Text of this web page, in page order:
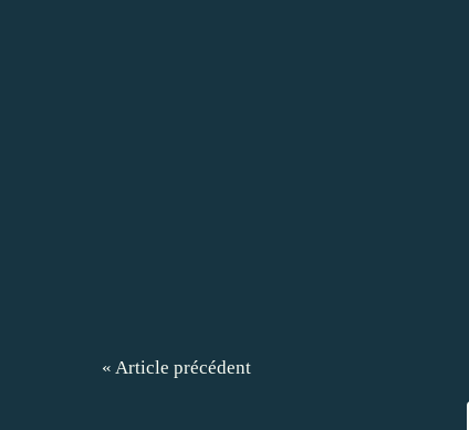
« Article précédent